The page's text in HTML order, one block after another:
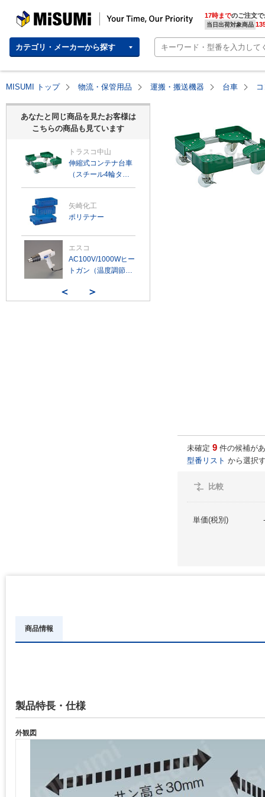
MISUMI | Your Time, Our Priority 17時までのご注文で
当日出荷対象商品
カテゴリ・メーカーから探す
MISUMI トップ 物流・保管用品 運搬・搬送機器 台車
あなたと同じ商品を見たお客様は
こちらの商品も見ています
トラスコ中山
伸縮式コンテナ台車
（スチール4輪タイ
プ・エアーキャスタ
矢崎化工
ポリテナー
エスコ
AC100V/1000Wヒー
トガン（温度調節
＜ ＞
未確定 9 件の候補が
型番リスト から選択
比較
単価(税別) -
商品情報
製品特長・仕様
外観図